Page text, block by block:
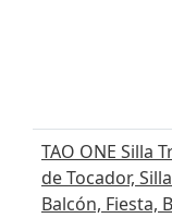
TAO ONE Silla
de Tocador,
Balcón, Fiesta,